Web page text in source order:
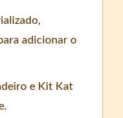
adicionar o
e Kit Kat